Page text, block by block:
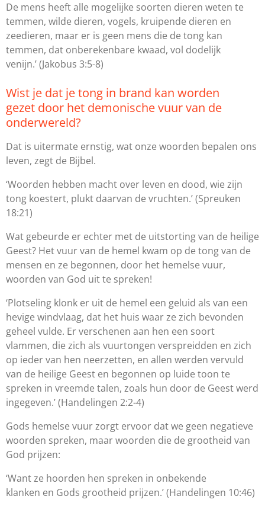
De mens heeft alle mogelijke soorten dieren weten te
temmen, wilde dieren, vogels, kruipende dieren en
zeedieren, maar er is geen mens die de tong kan
temmen, dat onberekenbare kwaad, vol dodelijk
venijn.’(Jakobus 3:5-8)
Wist je dat je tong in brand kan worden
gezet door het demonische vuur van de
onderwereld?
Dat is uitermate ernstig, wat onze woorden bepalen ons
leven, zegt de Bijbel.
‘Woorden hebben macht over leven en dood, wie zijn
tong koestert, plukt daarvan de vruchten.’(Spreuken
18:21)
Wat gebeurde er echter met de uitstorting van de heilige
Geest? Het vuur van de hemel kwam op de tong van de
mensen en ze begonnen, door het hemelse vuur,
woorden van God uit te spreken!
‘Plotseling klonk er uit de hemel een geluid als van een
hevige windvlaag, dat het huis waar ze zich bevonden
geheel vulde. Er verschenen aan hen een soort
vlammen, die zich als vuurtongen verspreidden en zich
op ieder van hen neerzetten, en allen werden vervuld
van de heilige Geest en begonnen op luide toon te
spreken in vreemde talen, zoals hun door de Geest werd
ingegeven.’(Handelingen 2:2-4)
Gods hemelse vuur zorgt ervoor dat we geen negatieve
woorden spreken, maar woorden die de grootheid van
God prijzen:
‘Want ze hoorden hen spreken in onbekende
klanken en Gods grootheid prijzen.’(Handelingen 10:46)